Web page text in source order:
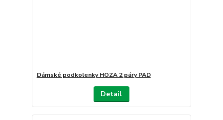
Dámské podkolenky HOZA 2 páry PAD
Detail